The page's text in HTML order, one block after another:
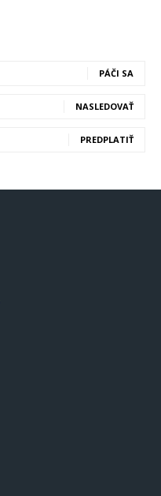
PÁČI SA
NASLEDOVAŤ
PREDPLATIŤ